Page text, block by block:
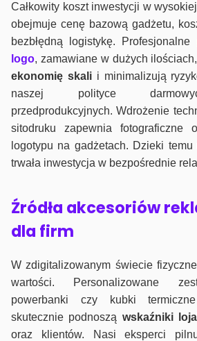
Całkowity koszt inwestycji w
obejmuje cenę bazową gadżetu,
bezbłędną logistykę. Profesjonalne
logo, zamawiane w dużych
ekonomię skalii minimalizują
naszej polityce
przedprodukcyjnych. Wdrożenie
sitodruku zapewnia fotograficzne
logotypu na gadżetach. Dzieki
trwała inwestycja w bezpośrednie
Źródła akcesoriów
dla firm
W zdigitalizowanym świecie
wartości. Personalizowane
powerbanki czy kubki
skutecznie podnoszą wskaźniki
oraz klientów. Nasi eksperci